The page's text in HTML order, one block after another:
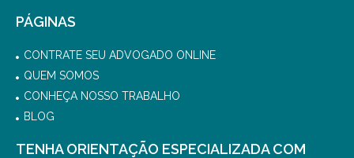
PÁGINAS
CONTRATE SEU ADVOGADO ONLINE
QUEM SOMOS
CONHEÇA NOSSO TRABALHO
BLOG
TENHA ORIENTAÇÃO ESPECIALIZADA COM